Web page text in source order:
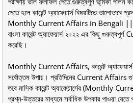
পেতে হলে কারেন্ট অ্যাফেয়ার্স বিষয়টিতে ভালোভাবে
Monthly Current Affairs in Bengali
বাংলা কারেন্ট অ্যাফেয়ার্স ২০২২ এর কিছু
করেছি।
Monthly Current Affairs, কারেন্ট অ্যাফেয়ার্স
সর্বোত্তম উপায়। প্রতিদিনের Current Affairs
তবে মাসিক কারেন্ট অ্যাফেয়ার্সের (Monthly
প্রশ্ন-উত্তরের মাধ্যমে সর্বাধিক উপকার পাওয়া যেতে